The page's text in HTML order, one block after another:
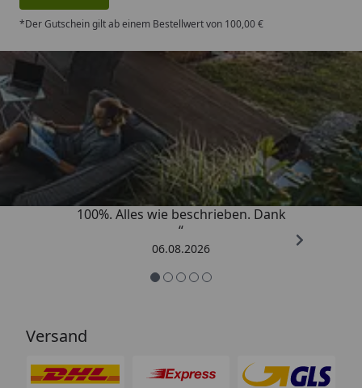
*Der Gutschein gilt ab einem Bestellwert von 100,00 €
Trusted Shops
4,83/ 5
„Super schnell gelifert. Ware passt
100%. Alles wie beschrieben. Dank
“
06.08.2026
Versand